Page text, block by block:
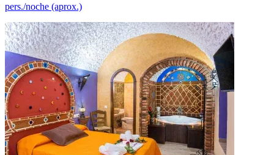
pers./noche (aprox.)